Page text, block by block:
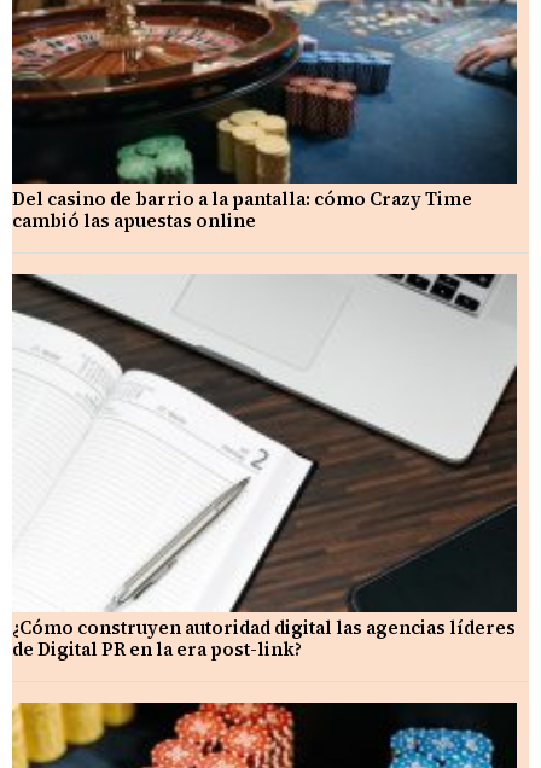
Del casino de barrio a la pantalla: cómo Crazy Time
cambió las apuestas online
¿Cómo construyen autoridad digital las agencias líderes
de Digital PR en la era post-link?